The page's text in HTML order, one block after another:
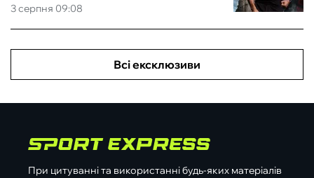
3 серпня 09:08
Всі ексклюзиви
При цитуванні та використанні будь-яких матеріалів